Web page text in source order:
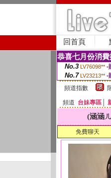
回首頁
恭喜七月份消
No.3 LV76098** -
No.7 LV23213** -
頻道指數
頻道 台妹專區
(涵涵
免費聊天